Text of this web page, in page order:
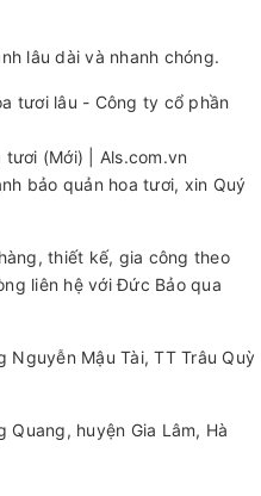
lâu dài và nhanh chóng.
bảo quản hoa tươi, xin Quý
thiết kế, gia công theo
liên hệ với Đức Bảo qua
Nguyễn Mậu Tài, TT Trâu Quỳ
huyện Gia Lâm, Hà